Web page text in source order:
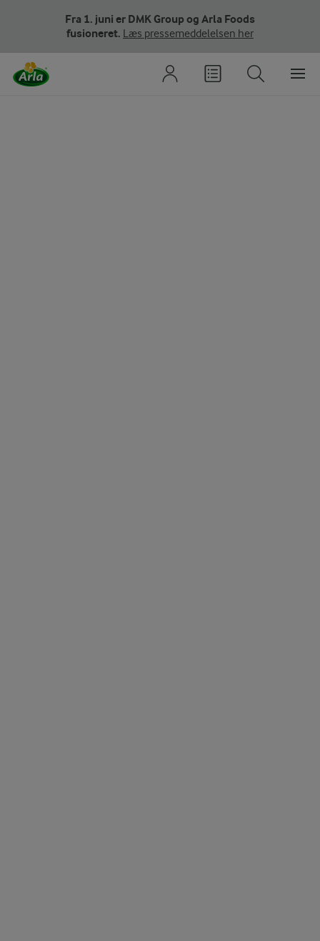
Fra 1. juni er DMK Group og Arla Foods
fusioneret. Læs pressemeddelelsen her